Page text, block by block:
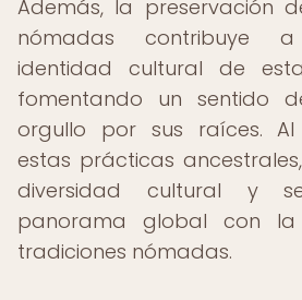
Además, la preservación
nómadas contribuye
identidad cultural de
fomentando un sentido
orgullo por sus raíces. Al
estas prácticas
diversidad cultural y
panorama global con
tradiciones nómadas.